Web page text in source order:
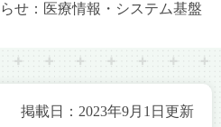
せ：医療情報・システム基盤
掲載日：2023年9月1日更新